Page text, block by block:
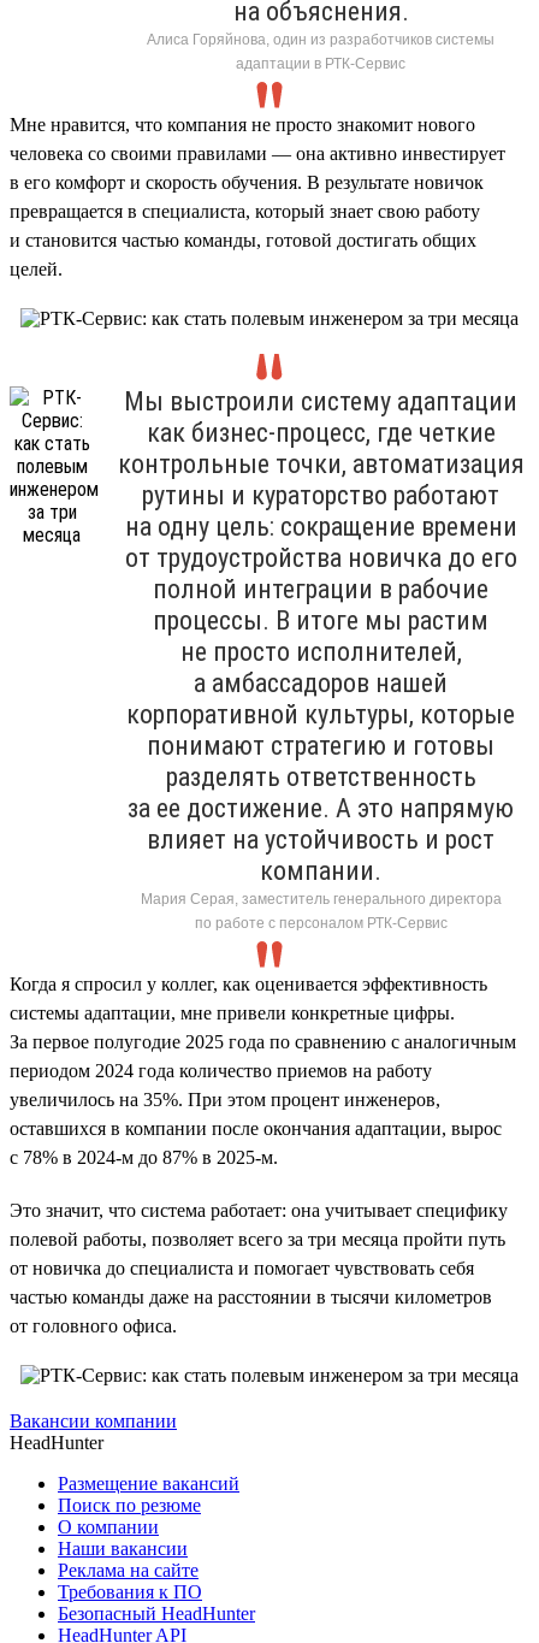
на объяснения.
Алиса Горяйнова, один из разработчиков системы
адаптации в РТК-Сервис
Мне нравится, что компания не просто знакомит нового
человека со своими правилами — она активно инвестирует
в его комфорт и скорость обучения. В результате новичок
превращается в специалиста, который знает свою работу
и становится частью команды, готовой достигать общих
целей.
Мы выстроили систему адаптации
как бизнес-процесс, где четкие
контрольные точки, автоматизация
рутины и кураторство работают
на одну цель: сокращение времени
от трудоустройства новичка до его
полной интеграции в рабочие
процессы. В итоге мы растим
не просто исполнителей,
а амбассадоров нашей
корпоративной культуры, которые
понимают стратегию и готовы
разделять ответственность
за ее достижение. А это напрямую
влияет на устойчивость и рост
компании.
Мария Серая, заместитель генерального директора
по работе с персоналом РТК-Сервис
Когда я спросил у коллег, как оценивается эффективность
системы адаптации, мне привели конкретные цифры.
За первое полугодие 2025 года по сравнению с аналогичным
периодом 2024 года количество приемов на работу
увеличилось на 35%. При этом процент инженеров,
оставшихся в компании после окончания адаптации, вырос
с 78% в 2024-м до 87% в 2025-м.
Это значит, что система работает: она учитывает специфику
полевой работы, позволяет всего за три месяца пройти путь
от новичка до специалиста и помогает чувствовать себя
частью команды даже на расстоянии в тысячи километров
от головного офиса.
Вакансии компании
HeadHunter
Размещение вакансий
Поиск по резюме
О компании
Наши вакансии
Реклама на сайте
Требования к ПО
Безопасный HeadHunter
HeadHunter API